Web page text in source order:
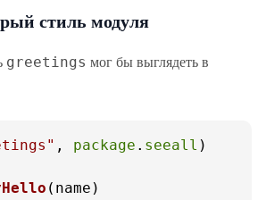
стиль модуля
greetings мог бы выглядеть в
, package . seeall )
(name)